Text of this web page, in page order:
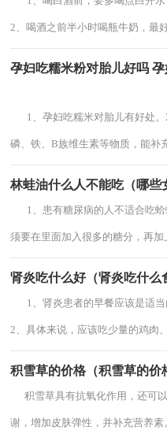
2、喝酒之前半小时喝瓶牛奶，最
孕妇吃糯米粉对胎儿好吗
1、孕妇吃糯米对胎儿有好处。
磷、铁、B族维生素等物质，能补
林蛙油什么人不能吃（哪些
1、患有糖尿病的人不适合吃蛤
须要在里面加入很多的糖分，再
肾炎吃什么好（肾炎吃什么
1、肾炎患者的早餐应该是适当
2、具体来说，应该吃少量的鸡肉
积雪草的价格（积雪草的价
积雪草具有抗氧化作用，还可
谢，增加皮肤弹性，并补充营养素